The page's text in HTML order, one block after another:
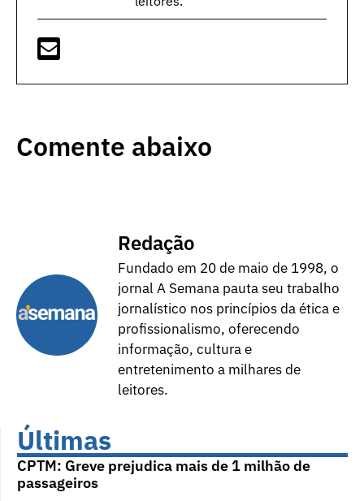
Comente abaixo
Redação
Fundado em 20 de maio de 1998, o
jornal A Semana pauta seu trabalho
jornalístico nos princípios da ética e
profissionalismo, oferecendo
informação, cultura e
entretenimento a milhares de
leitores.
Últimas
CPTM: Greve prejudica mais de 1 milhão de
passageiros